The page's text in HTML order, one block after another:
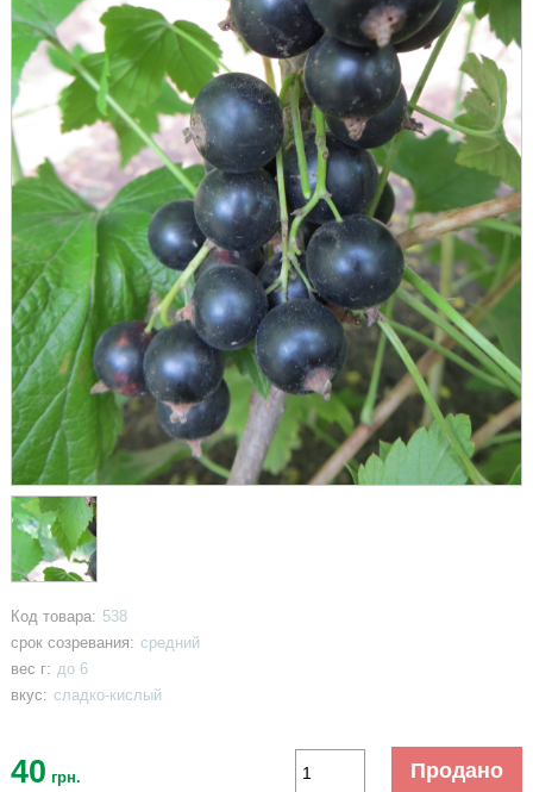
Код товара: 538
срок созревания: средний
вес г: до 6
вкус: сладко-кислый
40 грн. Продано